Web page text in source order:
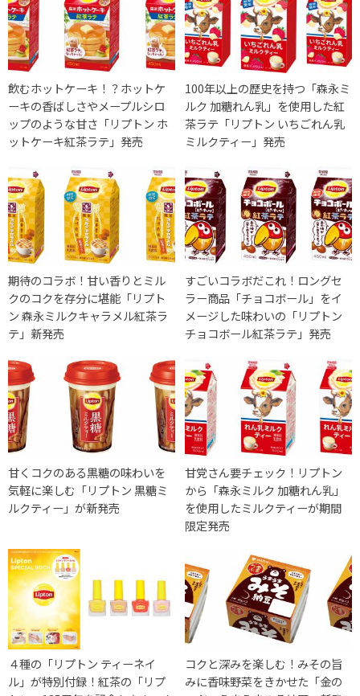
飲むホットケーキ！？ホットケ
ーキの香ばしさやメープルシロ
ップのような甘さ「リプトン ホ
ットケーキ紅茶ラテ」発売
100年以上の歴史を持つ「森永ミ
ルク 加糖れん乳」を使用した紅
茶ラテ「リプトン いちごれん乳
ミルクティー」発売
期待のコラボ！甘い香りとミル
クのコクを存分に堪能「リプト
ン 森永ミルクキャラメル紅茶ラ
テ」新発売
すごいコラボだこれ！ロングセ
ラー商品「チョコボール」をイ
メージした味わいの「リプトン
チョコボール紅茶ラテ」発売
甘くコクのある黒糖の味わいを
気軽に楽しむ「リプトン 黒糖ミ
ルクティー」が新発売
甘党さん要チェック！リプトン
から「森永ミルク 加糖れん乳」
を使用したミルクティーが期間
限定発売
４種の「リプトン ティーネイ
ル」が特別付録！紅茶の「リプ
コクと深みを楽しむ！みその旨
みに香味野菜をきかせた「金の